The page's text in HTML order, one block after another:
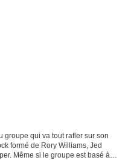
qui va tout rafler sur son
formé de Rory Williams, Jed
Même si le groupe est basé à